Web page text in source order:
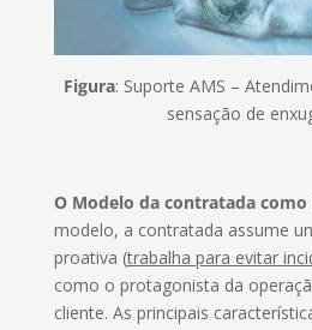
Figura: Suporte AMS –
sensação de
O Modelo da contratada
modelo, a contratada assume
proativa (trabalha para evitar
como o protagonista da
cliente. As principais